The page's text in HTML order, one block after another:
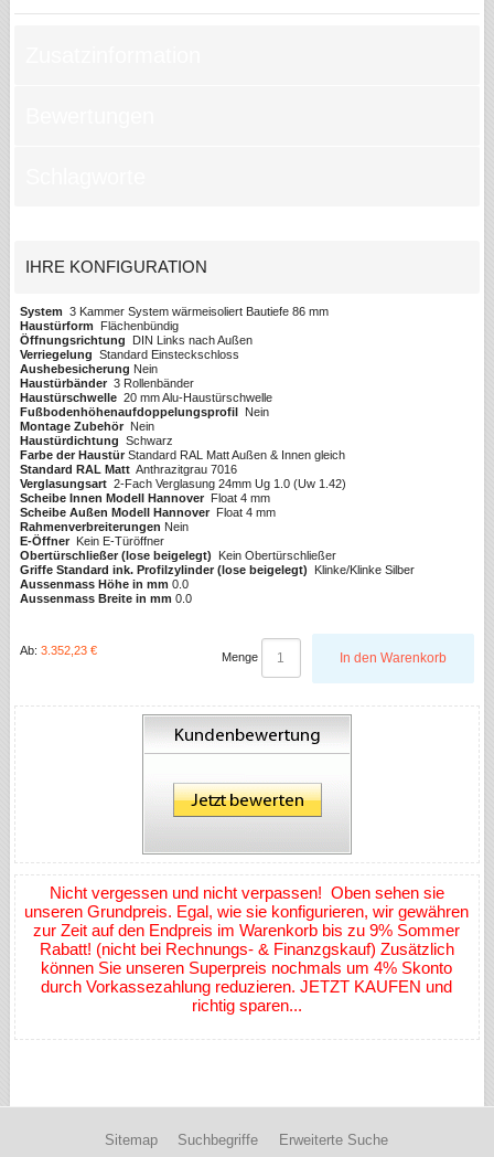
IHRE KONFIGURATION
System 3 Kammer System wärmeisoliert Bautiefe 86 mm
Haustürform
Flächenbündig
Öffnungsrichtung
DIN Links nach Außen
Verriegelung Standard Einsteckschloss
Aushebesicherung Nein
Haustürbänder 3 Rollenbänder
Haustürschwelle 20 mm Alu-Haustürschwelle
Fußbodenhöhenaufdoppelungsprofil Nein
Montage Zubehör Nein
Haustürdichtung Schwarz
Farbe der Haustür Standard RAL Matt Außen & Innen gleich
Standard RAL Matt Anthrazitgrau 7016
Verglasungsart 2-Fach Verglasung 24mm Ug 1.0 (Uw 1.42)
Scheibe Innen Modell Hannover Float 4 mm
Scheibe Außen Modell Hannover Float 4 mm
Rahmenverbreiterungen Nein
E-Öffner Kein E-Türöffner
Obertürschließer (lose beigelegt)
Kein Obertürschließer
Griffe Standard ink. Profilzylinder (lose beigelegt)
Klinke/Klinke Silber
Aussenmass Höhe in mm 0.0
Aussenmass Breite in mm 0.0
Ab:3.352,23 € Menge In den Warenkorb
Nicht vergessen und nicht verpassen! Oben sehen sie
unseren Grundpreis. Egal, wie sie konfigurieren, wir gewähren
zur Zeit auf den Endpreis im Warenkorb bis zu 9% Sommer
Rabatt! (nicht bei Rechnungs- & Finanzgskauf) Zusätzlich
können Sie unseren Superpreis nochmals um 4% Skonto
durch Vorkassezahlung reduzieren. JETZT KAUFEN und
richtig sparen...
Sitemap Suchbegriffe Erweiterte Suche